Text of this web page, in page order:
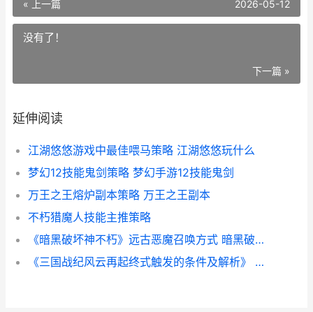
« 上一篇 2026-05-12
没有了！
下一篇 »
延伸阅读
江湖悠悠游戏中最佳喂马策略 江湖悠悠玩什么
梦幻12技能鬼剑策略 梦幻手游12技能鬼剑
万王之王熔炉副本策略 万王之王副本
不朽猎魔人技能主推策略
《暗黑破坏神不朽》远古恶魔召唤方式 暗黑破坏神不朽手游
《三国战纪风云再起终式触发的条件及解析》 三国战纪风云再起赵云连招教学